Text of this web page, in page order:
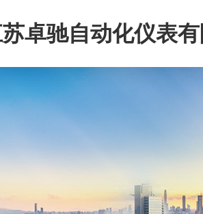
卓驰自动化仪表